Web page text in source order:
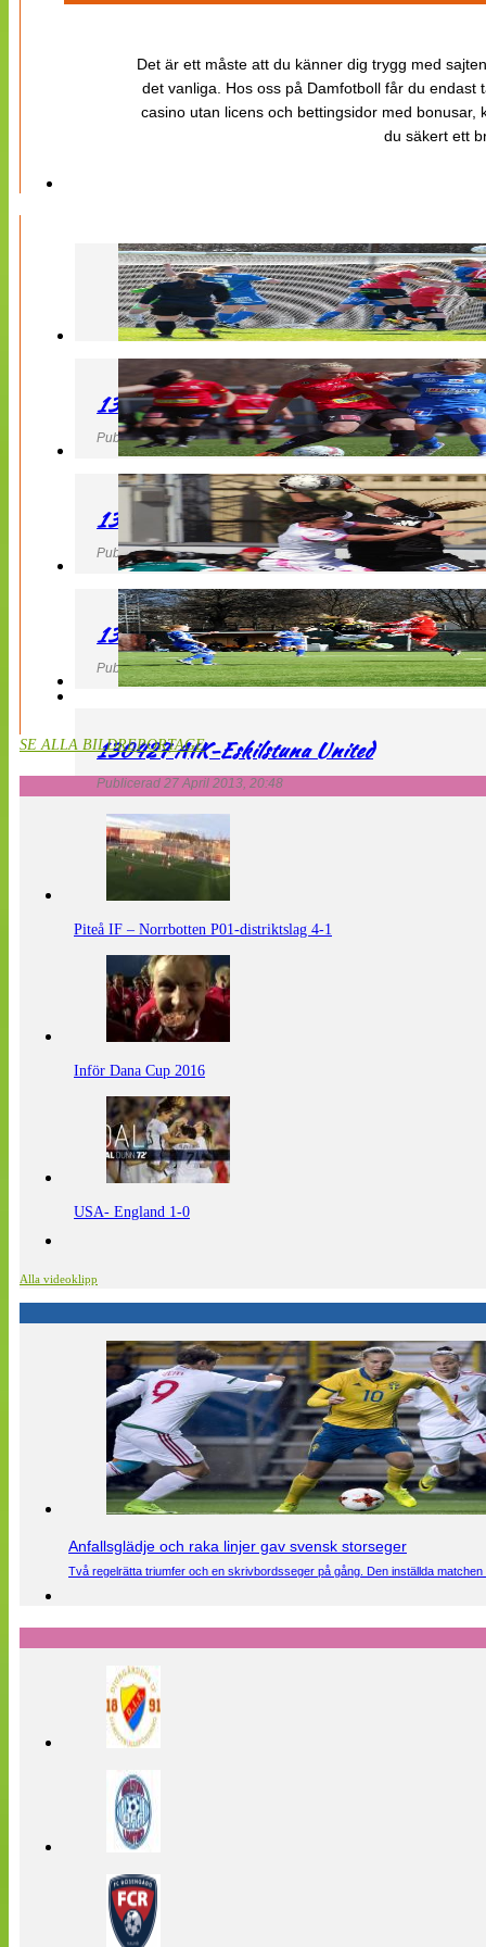
Det är ett måste att du känner dig trygg med
det vanliga. Hos oss på Damfotboll får du
casino utan licens och bettingsidor med
du säkert ett
130427 LB 07 – QBIK
Publicerad 27 April 2013, 22:40
130427 IF Limhamn Bunkeflo – QBIK
Publicerad 27 April 2013, 21:10
130427 LdB FC Malmö – Mallbackens IF
Publicerad 27 April 2013, 20:54
130427 AIK-Eskilstuna United
Publicerad 27 April 2013, 20:48
SE ALLA BILDREPORTAGE
Piteå IF – Norrbotten P01-distriktslag 4-1
Inför Dana Cup 2016
USA- England 1-0
Alla videoklipp
Anfallsglädje och raka linjer gav svensk storseger
Två regelrätta triumfer och en skrivbordsseger på gång. Den inställda